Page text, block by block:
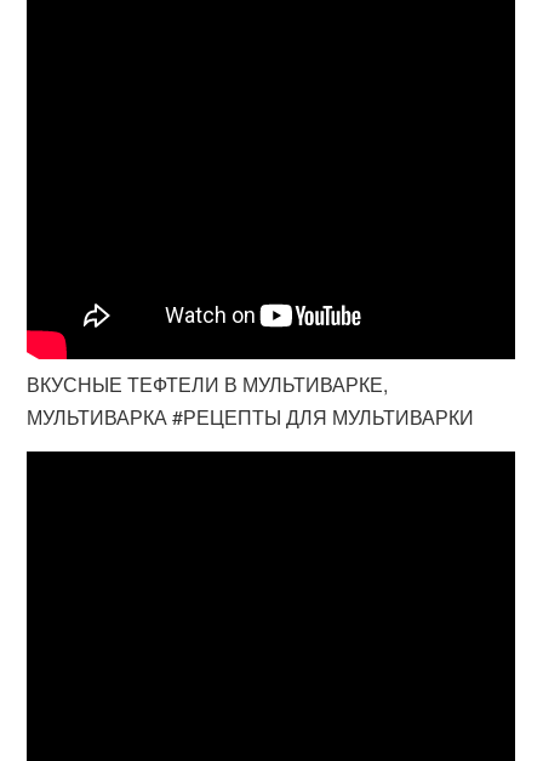
ВКУСНЫЕ ТЕФТЕЛИ В МУЛЬТИВАРКЕ,
МУЛЬТИВАРКА #РЕЦЕПТЫ ДЛЯ МУЛЬТИВАРКИ